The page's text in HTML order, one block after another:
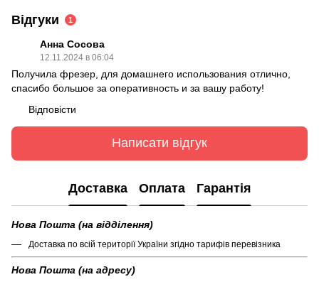
Відгуки 1
Анна Сосова
12.11.2024 в 06:04
Получила фрезер, для домашнего использования отлично,
спасибо большое за оперативность и за вашу работу!
Відповісти
Написати відгук
Доставка Оплата Гарантія
Нова Пошта (на відділення)
Доставка по всій території України згідно тарифів перевізника
Нова Пошта (на адресу)